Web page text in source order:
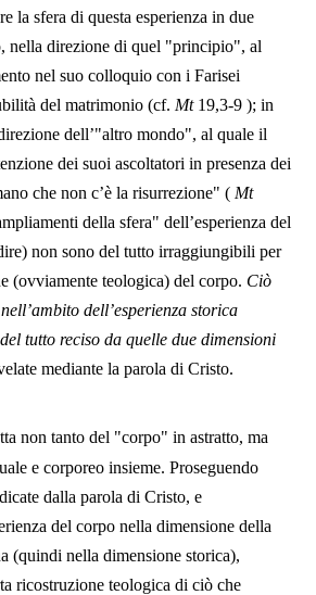
la sfera di questa esperienza in due
nella direzione di quel "principio", al
nel suo colloquio con i Farisei
del matrimonio (cf. Mt19,3-9 ); in
dell’"altro mondo", al quale il
dei suoi ascoltatori in presenza dei
che non c’è la risurrezione" ( Mt
della sfera" dell’esperienza del
non sono del tutto irraggiungibili per
(ovviamente teologica) del corpo. Ciò
dell’esperienza storica
tutto reciso da quelle due dimensioni
mediante la parola di Cristo.
non tanto del "corpo" in astratto, ma
e corporeo insieme. Proseguendo
dalla parola di Cristo, e
del corpo nella dimensione della
(quindi nella dimensione storica),
ricostruzione teologica di ciò che